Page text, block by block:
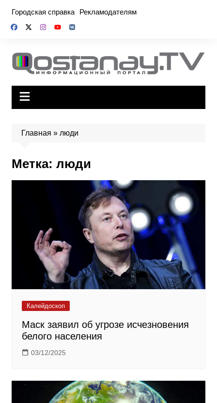
содержимому
Городская справка Рекламодателям
Главная » люди
Метка: люди
Калейдоскоп
Маск заявил об угрозе исчезновения
белого населения
03/12/2025